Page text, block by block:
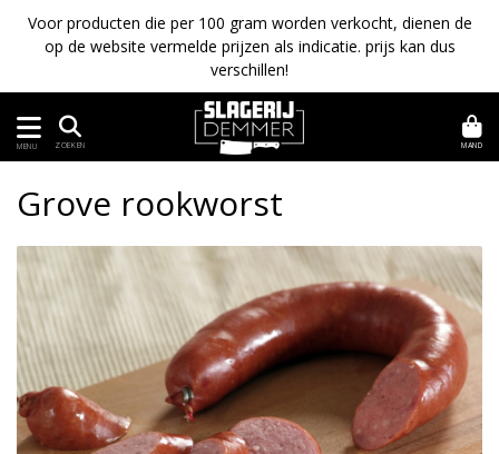
Voor producten die per 100 gram worden verkocht, dienen de
op de website vermelde prijzen als indicatie. prijs kan dus
verschillen!
MENU ZOEKEN MAND
Grove rookworst